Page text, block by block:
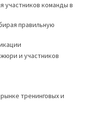
участников команды в
правильную
и участников
тренинговых и